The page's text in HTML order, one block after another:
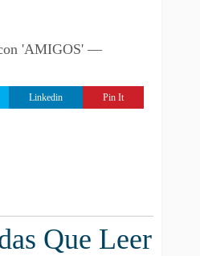
'AMIGOS' —
Linkedin Pin It
Que Leer